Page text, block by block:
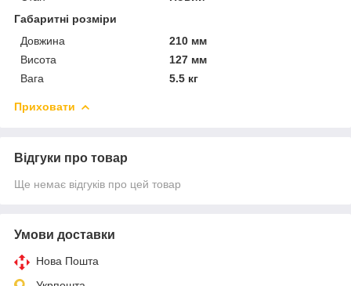
Габаритні розміри
Довжина
210 мм
Висота
127 мм
Вага
5.5 кг
Приховати
Відгуки про товар
Ще немає відгуків про цей товар
Умови доставки
Нова Пошта